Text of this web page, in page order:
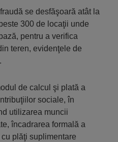
se desfăşoară atât la
300 de locaţii unde
pentru a verifica
teren, evidenţele de
de calcul şi plată a
sociale, în
utilizarea muncii
încadrarea formală a
plăţi suplimentare